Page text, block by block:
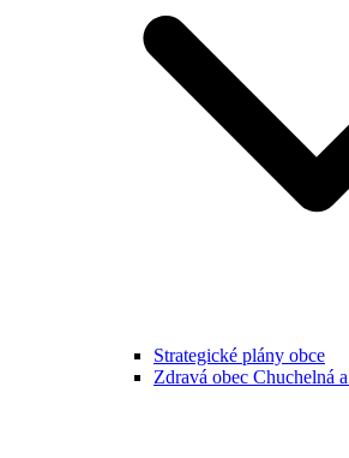
Strategické plány obce
Zdravá obec Chuchelná